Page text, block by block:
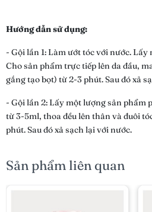
Hướng dẫn sử dụng:
- Gội lần 1: Làm ướt tóc với nước.
Cho sản phẩm trực tiếp lên da đầu,
gắng tạo bọt) từ 2-3 phút. Sau đó xả
- Gội lần 2: Lấy một lượng sản phẩm
từ 3-5ml, thoa đều lên thân và đuôi
phút. Sau đó xả sạch lại với nước.
Sản phẩm liên quan